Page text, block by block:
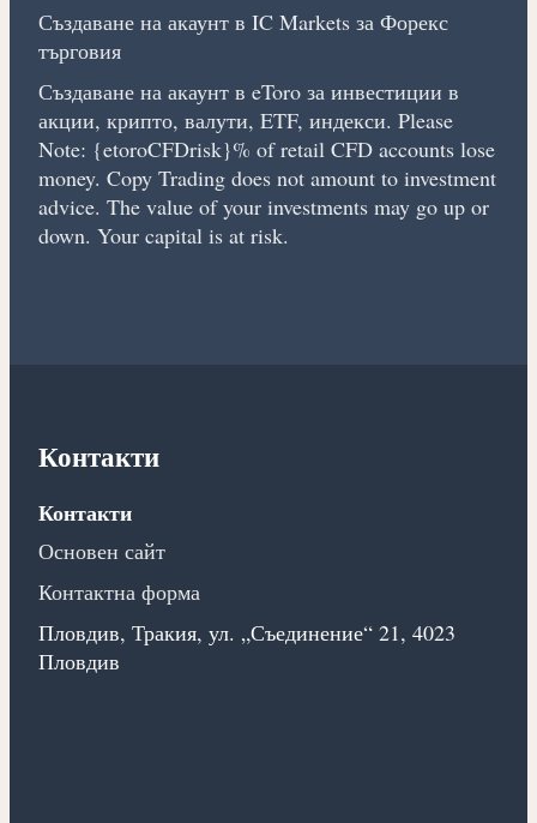
Създаване на акаунт в IC Markets за Форекс
търговия
Създаване на акаунт в eToro за инвестиции в
акции, крипто, валути, ETF, индекси. Please
Note: {etoroCFDrisk}% of retail CFD accounts lose
money. Copy Trading does not amount to investment
advice. The value of your investments may go up or
down. Your capital is at risk.
Контакти
Контакти
Основен сайт
Контактна форма
Пловдив, Тракия, ул. „Съединение“ 21, 4023
Пловдив